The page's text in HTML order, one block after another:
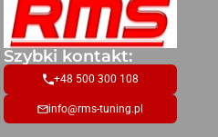
Szybki kontakt:
+48 500 300 108
info@rms-tuning.pl